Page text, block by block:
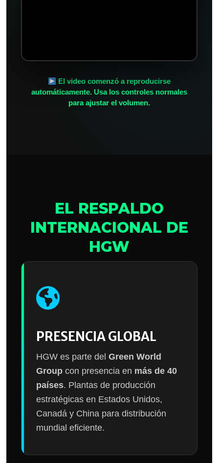
El video comenzó a reproducirse
automáticamente. Usa los controles normales
para ajustar el volumen.
EL RESPALDO
INTERNACIONAL DE
HGW
PRESENCIA GLOBAL
HGW es parte delGreen World
Group con presencia en más de 40
países. Plantas de producción
estratégicas en Estados Unidos,
Canadá y China para distribución
mundial eficiente.